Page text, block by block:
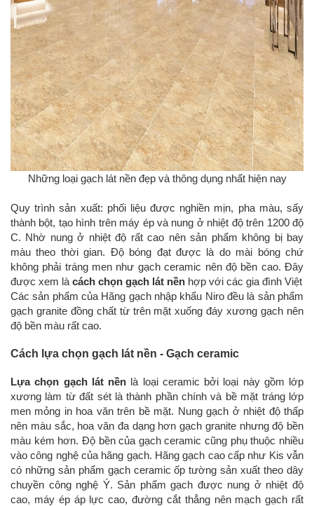
Những loại gạch lát nền đẹp và thông dụng nhất hiện nay
Quy trình sản xuất: phối liệu được nghiền mịn, pha màu, sấy
thành bột, tạo hình trên máy ép và nung ở nhiệt độ trên 1200 độ
C. Nhờ nung ở nhiệt độ rất cao nên sản phẩm không bị bay
màu theo thời gian. Độ bóng đạt được là do mài bóng chứ
không phải tráng men như gạch ceramic nên độ bền cao. Đây
được xem là cách chọn gạch lát nền hợp với các gia đình Việt
Các sản phẩm của Hãng gạch nhập khẩu Niro đều là sản phẩm
gạch granite đồng chất từ trên mặt xuống đáy xương gạch nên
độ bền màu rất cao.
Cách lựa chọn gạch lát nền - Gạch ceramic
Lựa chọn gạch lát nền là loại ceramic bởi loại này gồm lớp
xương làm từ đất sét là thành phần chính và bề mặt tráng lớp
men mỏng in hoa văn trên bề mặt. Nung gạch ở nhiệt độ thấp
nên màu sắc, hoa văn đa dạng hơn gạch granite nhưng độ bền
màu kém hơn. Độ bền của gạch ceramic cũng phụ thuộc nhiều
vào công nghệ của hãng gạch. Hãng gạch cao cấp như Kis vẫn
có những sản phẩm gạch ceramic ốp tường sản xuất theo dây
chuyền công nghệ Ý. Sản phẩm gạch được nung ở nhiệt độ
cao, máy ép áp lực cao, đường cắt thẳng nên mạch gạch rất